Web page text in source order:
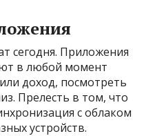
сегодня. Приложения
в любой момент
доход, посмотреть
Прелесть в том, что
с облаком
устройств.